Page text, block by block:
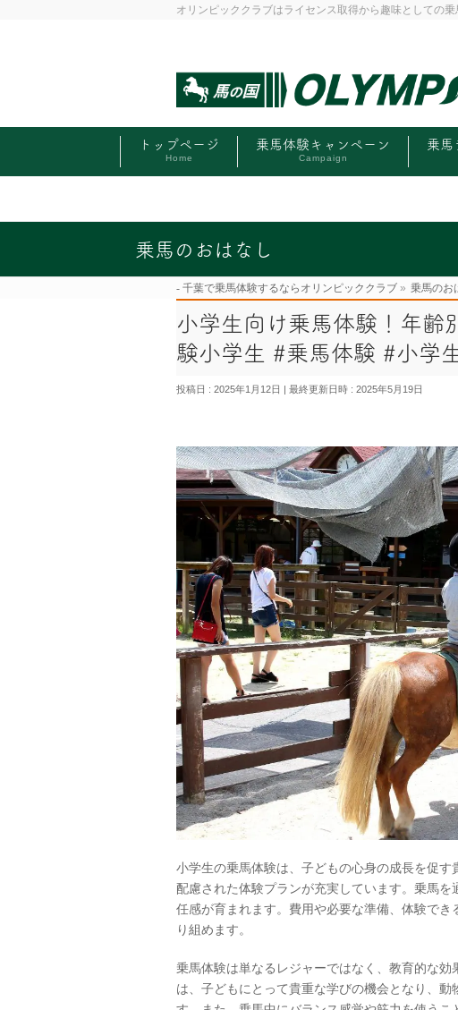
オリンピッククラブはライセンス取得から趣味としての
トップページ
Home
乗馬体験キャンペーン
Campaign
乗馬
乗馬のおはなし
千葉で乗馬体験するならオリンピッククラブ » 乗馬のお
小学生向け乗馬体験！年齢
験小学生 #乗馬体験 #小学
投稿日 : 2025年1月12日 最終更新日時 : 2025年5月19日
小学生の乗馬体験は、子どもの心身の成長を促
配慮された体験プランが充実しています。乗馬
任感が育まれます。費用や必要な準備、体験で
り組めます。
乗馬体験は単なるレジャーではなく、教育的な
は、子どもにとって貴重な学びの機会となり、